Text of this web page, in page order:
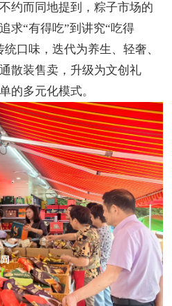
而同地提到，粽子市场的
求“有得吃”到讲究“吃得
口味，迭代为养生、轻奢、
散装售卖，升级为文创礼
的多元化模式。